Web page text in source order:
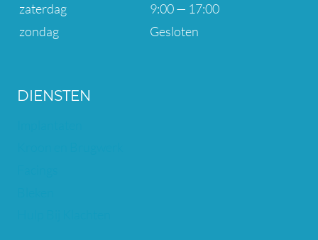
zaterdag
9:00 — 17:00
zondag
Gesloten
DIENSTEN